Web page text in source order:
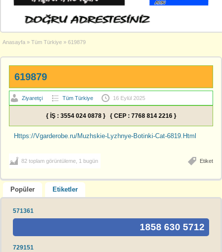
Anasayfa » Tüm Türkiye » 619879
619879
Ziyaretçi Tüm Türkiye 16 Eylül 2025
{ İŞ : 3554 024 0878 } { CEP : 7768 814 2216 }
Https://Vgarderobe.ru/Muzhskie-Lyzhnye-Botinki-Cat-6819.Html
Etiket
82 toplam görüntüleme, 1 bugün
Popüler Etiketler
571361
1858 630 5712
729151